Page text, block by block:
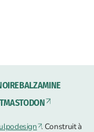
BALZAMINE
MASTODON
. Construit à